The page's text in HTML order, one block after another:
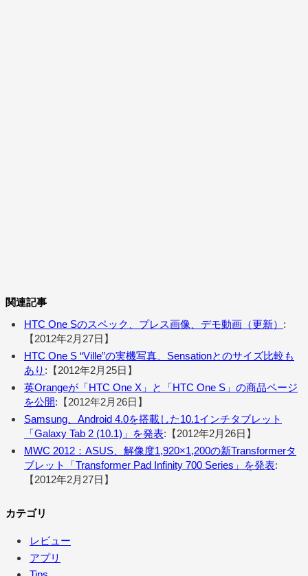
関連記事
HTC One Sのスペック、プレス画像、デモ動画（更新） :
【2012年2月27日】
HTC One S “Ville”の実機写真、Sensationとのサイズ比較も
あり :【2012年2月25日】
英Orangeが「HTC One X」と「HTC One S」の商品ページ
を公開:【2012年2月26日】
Samsung、Android 4.0を搭載した10.1インチタブレット
「Galaxy Tab 2 (10.1)」を発表:【2012年2月26日】
MWC 2012：ASUS、解像度1,920×1,200の新Transformerタ
ブレット「Transformer Pad Infinity 700 Series」を発表:
【2012年2月27日】
カテゴリ
レビュー
アプリ